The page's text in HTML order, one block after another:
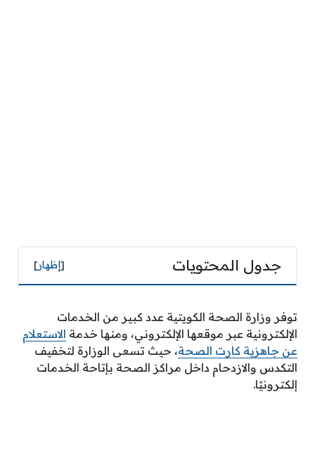
جدول المحتويات [ إظهار]
توفر وزارة الصحة الكويتية عدد كبير من الخدمات
الإلكترونية عبر موقعها الإلكتروني، ومنها خدمة الاستعلام
عن جاهزية كارت الصحة، حيث تسعى الوزارة لتخفيف
التكدس والازدحام داخل مراكز الصحة بإتاحة الخدمات
إلكترونيًا.